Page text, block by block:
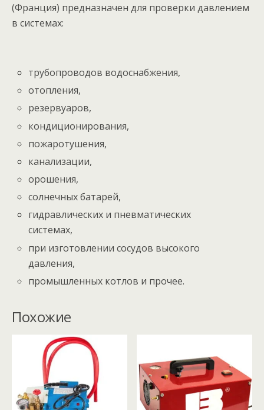
(Франция) предназначен для проверки давлением
в системах:
трубопроводов водоснабжения,
отопления,
резервуаров,
кондиционирования,
пожаротушения,
канализации,
орошения,
солнечных батарей,
гидравлических и пневматических
системах,
при изготовлении сосудов высокого
давления,
промышленных котлов и прочее.
Похожие